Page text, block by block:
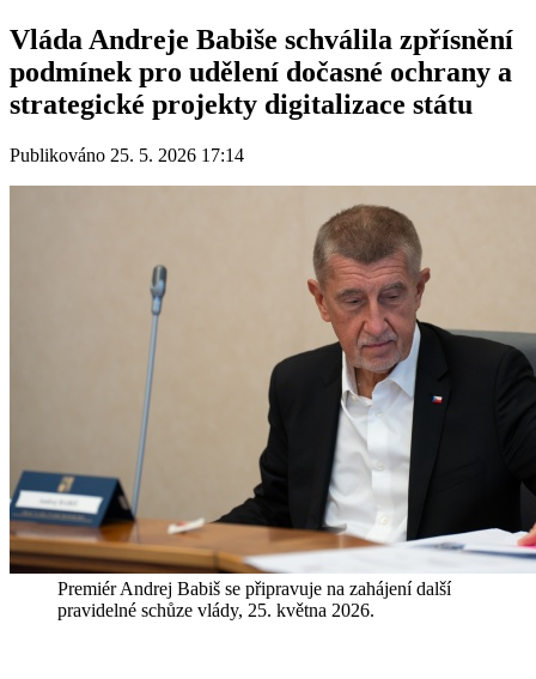
Vláda Andreje Babiše schválila zpřísnění
podmínek pro udělení dočasné ochrany a
strategické projekty digitalizace státu
Publikováno 25. 5. 2026 17:14
Premiér Andrej Babiš se připravuje na zahájení další
pravidelné schůze vlády, 25. května 2026.